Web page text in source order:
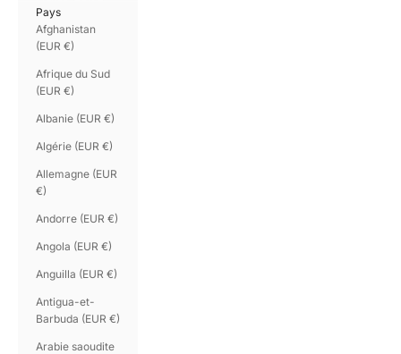
Pays
Afghanistan
(EUR €)
Afrique du Sud
(EUR €)
Albanie (EUR €)
Algérie (EUR €)
Allemagne (EUR
€)
Andorre (EUR €)
Angola (EUR €)
Anguilla (EUR €)
Antigua-et-
Barbuda (EUR €)
Arabie saoudite